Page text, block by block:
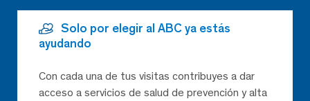
Solo por elegir al ABC ya estás
ayudando
Con cada una de tus visitas contribuyes a dar
acceso a servicios de salud de prevención y alta